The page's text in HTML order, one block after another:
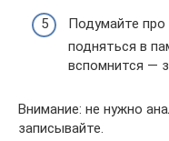
Подумайте про
подняться в
вспомнится —
Внимание: не нужно
записывайте.